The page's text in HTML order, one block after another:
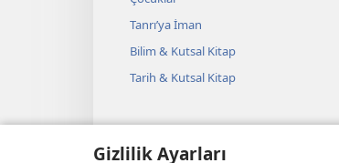
Gizlilik Ayarları
Tanrı’ya İman
Bilim & Kutsal Kitap
Tarih & Kutsal Kitap